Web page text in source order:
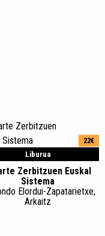
Liburua
22€
Zerbitzuen Euskal
Sistema
Elordui-Zapatarietxe,
Arkaitz